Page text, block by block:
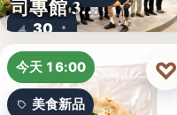
30
司專館 3…
今天 16:00
美食新品
♡